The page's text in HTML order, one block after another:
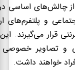
چالش‌های اساسی
و پلتفرم‌های
قرار می‌گیرند.
و تصاویر
خواهند داشت.